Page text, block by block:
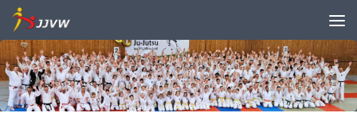
Zum Inhalt springen